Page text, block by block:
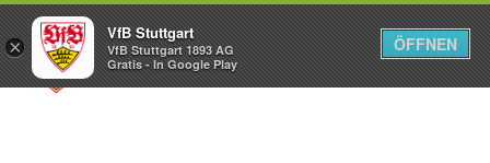
Menü
×
VfB Stuttgart
VfB Stuttgart 1893 AG
Gratis - In Google Play
ÖFFNEN